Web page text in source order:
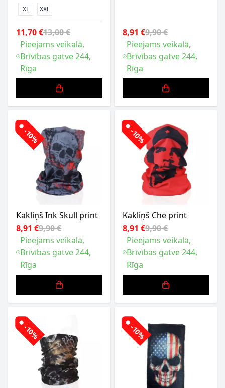
XL XXL
11,70 €13,00 €
Pieejams veikalā,
Brīvības gatve 244,
Rīga
8,91 €9,90 €
Pieejams veikalā,
Brīvības gatve 244,
Rīga
-10%
Kakliņš Ink Skull print
8,91 €9,90 €
Pieejams veikalā,
Brīvības gatve 244,
Rīga
-10%
Kakliņš Che print
8,91 €9,90 €
Pieejams veikalā,
Brīvības gatve 244,
Rīga
-10% -10%